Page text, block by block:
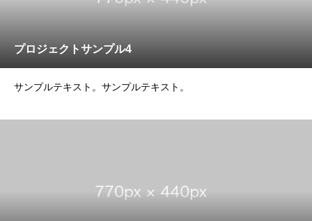
プロジェクトサンプル4
サンプルテキスト。サンプルテキスト。